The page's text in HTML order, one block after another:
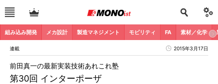
組み込み開発 メカ設計 製造マネジメント モビリティ FA 素材／化学
連載 2015年3月17日
第30回 インターポーザ
前田真一の最新実装技術あれこれ塾